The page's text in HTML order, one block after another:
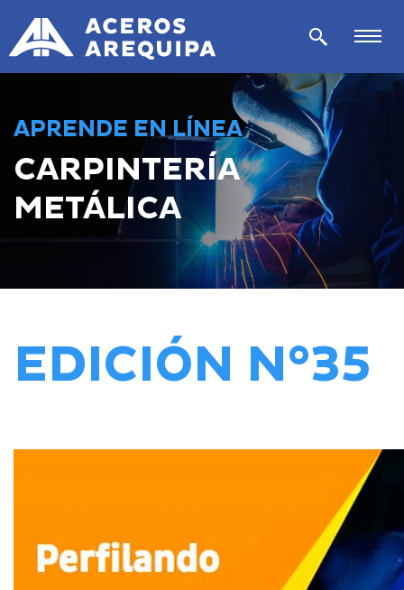
APRENDE EN LÍNEA
CARPINTERÍA
METÁLICA
EDICIÓN N°35